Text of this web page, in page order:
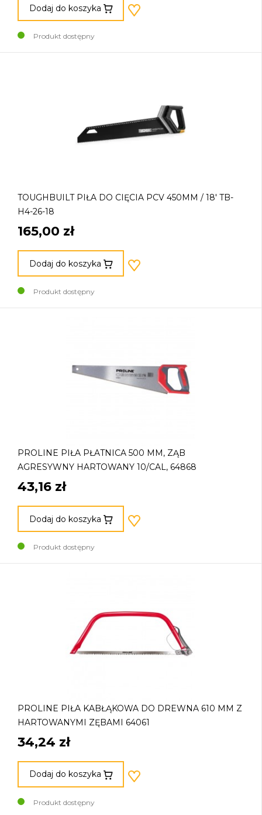
Dodaj do koszyka
Produkt dostępny
TOUGHBUILT PIŁA DO CIĘCIA PCV 450MM / 18' TB-
H4-26-18
165,00 zł
Dodaj do koszyka
Produkt dostępny
PROLINE PIŁA PŁATNICA 500 MM, ZĄB
AGRESYWNY HARTOWANY 10/CAL, 64868
43,16 zł
Dodaj do koszyka
Produkt dostępny
PROLINE PIŁA KABŁĄKOWA DO DREWNA 610 MM Z
HARTOWANYMI ZĘBAMI 64061
34,24 zł
Dodaj do koszyka
Produkt dostępny